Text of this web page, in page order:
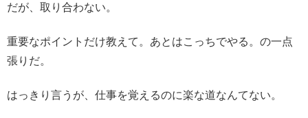
だが、取り合わない。
重要なポイントだけ教えて。あとはこっちでやる。の一点
張りだ。
はっきり言うが、仕事を覚えるのに楽な道なんてない。